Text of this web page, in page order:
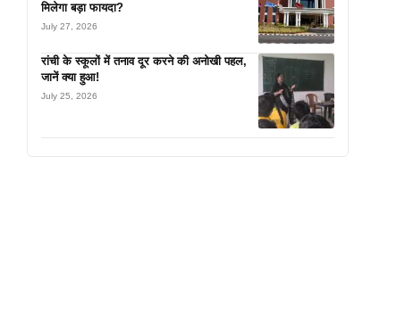
मिलेगा बड़ा फायदा?
July 27, 2026
रांची के स्कूलों में तनाव दूर करने की अनोखी पहल,
जानें क्या हुआ!
July 25, 2026